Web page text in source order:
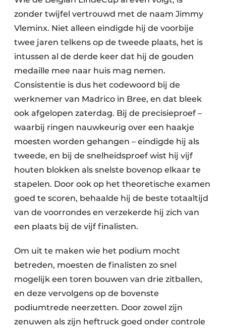
zonder twijfel vertrouwd met de naam Jimmy
Vleminx. Niet alleen eindigde hij de voorbije
twee jaren telkens op de tweede plaats, het is
intussen al de derde keer dat hij de gouden
medaille mee naar huis mag nemen.
Consistentie is dus het codewoord bij de
werknemer van Madrico in Bree, en dat bleek
ook afgelopen zaterdag. Bij de precisieproef –
waarbij ringen nauwkeurig over een haakje
moesten worden gehangen – eindigde hij als
tweede, en bij de snelheidsproef wist hij vijf
houten blokken als snelste bovenop elkaar te
stapelen. Door ook op het theoretische examen
goed te scoren, behaalde hij de beste totaaltijd
van de voorrondes en verzekerde hij zich van
een plaats bij de vijf finalisten.
Om uit te maken wie het podium mocht
betreden, moesten de finalisten zo snel
mogelijk een toren bouwen van drie zitballen,
en deze vervolgens op de bovenste
podiumtrede neerzetten. Door zowel zijn
zenuwen als zijn heftruck goed onder controle